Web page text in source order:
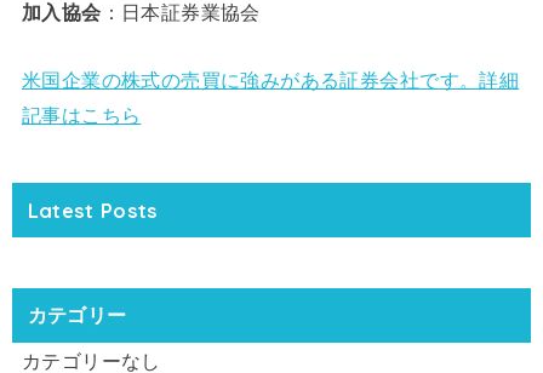
加入協会 ：日本証券業協会
米国企業の株式の売買に強みがある証券会社です。詳細
記事はこちら
Latest Posts
カテゴリー
カテゴリーなし